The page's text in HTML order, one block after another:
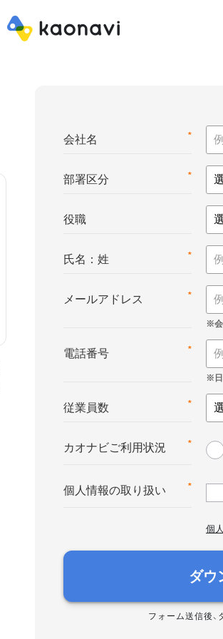
*
会社名
*
部署区分
役職
*
氏名：姓
*
メールアドレス
*
電話番号
*
従業員数
*
カオナビご利用状況
*
個人情報の取り扱い
個
ダウ
フォーム送信後